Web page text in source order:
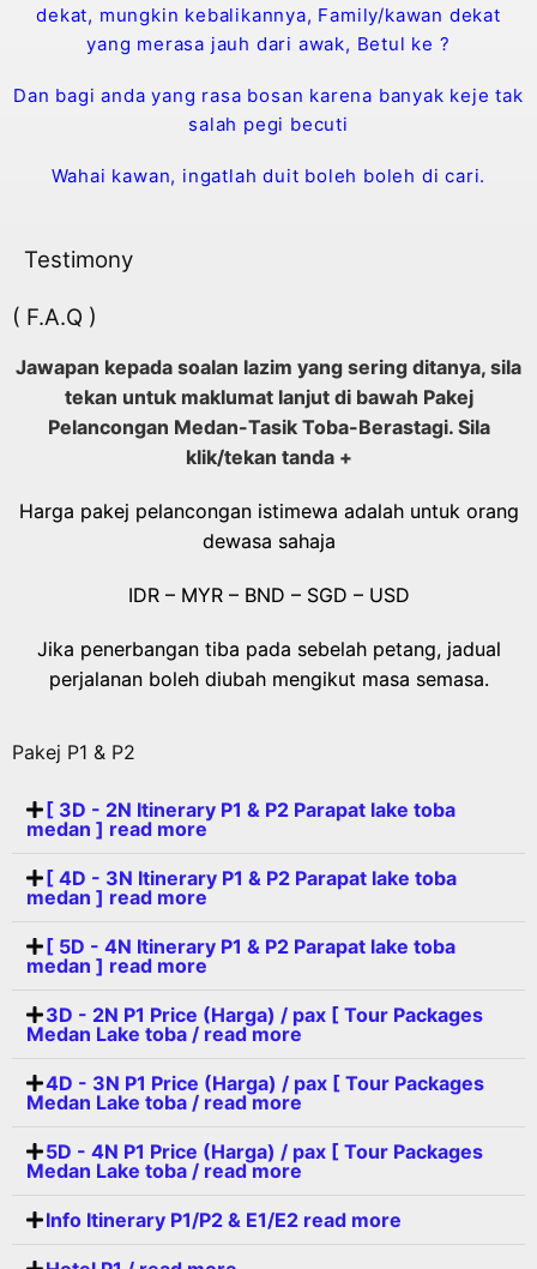
dekat, mungkin kebalikannya, Family/kawan dekat
yang merasa jauh dari awak, Betul ke ?
Dan bagi anda yang rasa bosan karena banyak keje tak
salah pegi becuti
Wahai kawan, ingatlah duit boleh boleh di cari.
Testimony
( F.A.Q )
Jawapan kepada soalan lazim yang sering ditanya, sila
tekan untuk maklumat lanjut di bawah Pakej
Pelancongan Medan-Tasik Toba-Berastagi. Sila
klik/tekan tanda +
Harga pakej pelancongan istimewa adalah untuk orang
dewasa sahaja
IDR – MYR – BND – SGD – USD
Jika penerbangan tiba pada sebelah petang, jadual
perjalanan boleh diubah mengikut masa semasa.
Pakej P1 & P2
[ 3D - 2N Itinerary P1 & P2 Parapat lake toba
medan ] read more
[ 4D - 3N Itinerary P1 & P2 Parapat lake toba
medan ] read more
[ 5D - 4N Itinerary P1 & P2 Parapat lake toba
medan ] read more
3D - 2N P1 Price (Harga) / pax [ Tour Packages
Medan Lake toba / read more
4D - 3N P1 Price (Harga) / pax [ Tour Packages
Medan Lake toba / read more
5D - 4N P1 Price (Harga) / pax [ Tour Packages
Medan Lake toba / read more
Info Itinerary P1/P2 & E1/E2 read more